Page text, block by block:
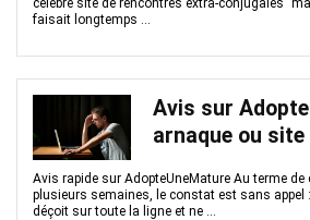
célèbre site de rencontres extra-conjugales
faisait longtemps ...
Avis sur
arnaque ou
Avis rapide sur AdopteUneMature Au terme de
plusieurs semaines, le constat est sans appel
déçoit sur toute la ligne et ne ...